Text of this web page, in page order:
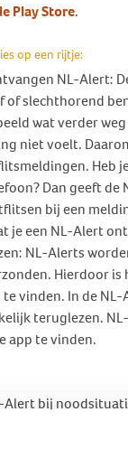
Play Store.
op een rijtje:
NL-Alert:
of slechthorend
wat verder
niet voelt.
Heb
Dan geeft de
bij een
je een NL-Alert
NL-Alerts
Hierdoor is
vinden. In de NL-
teruglezen.
app te vinden.
Alert bij
In een NL-Alert